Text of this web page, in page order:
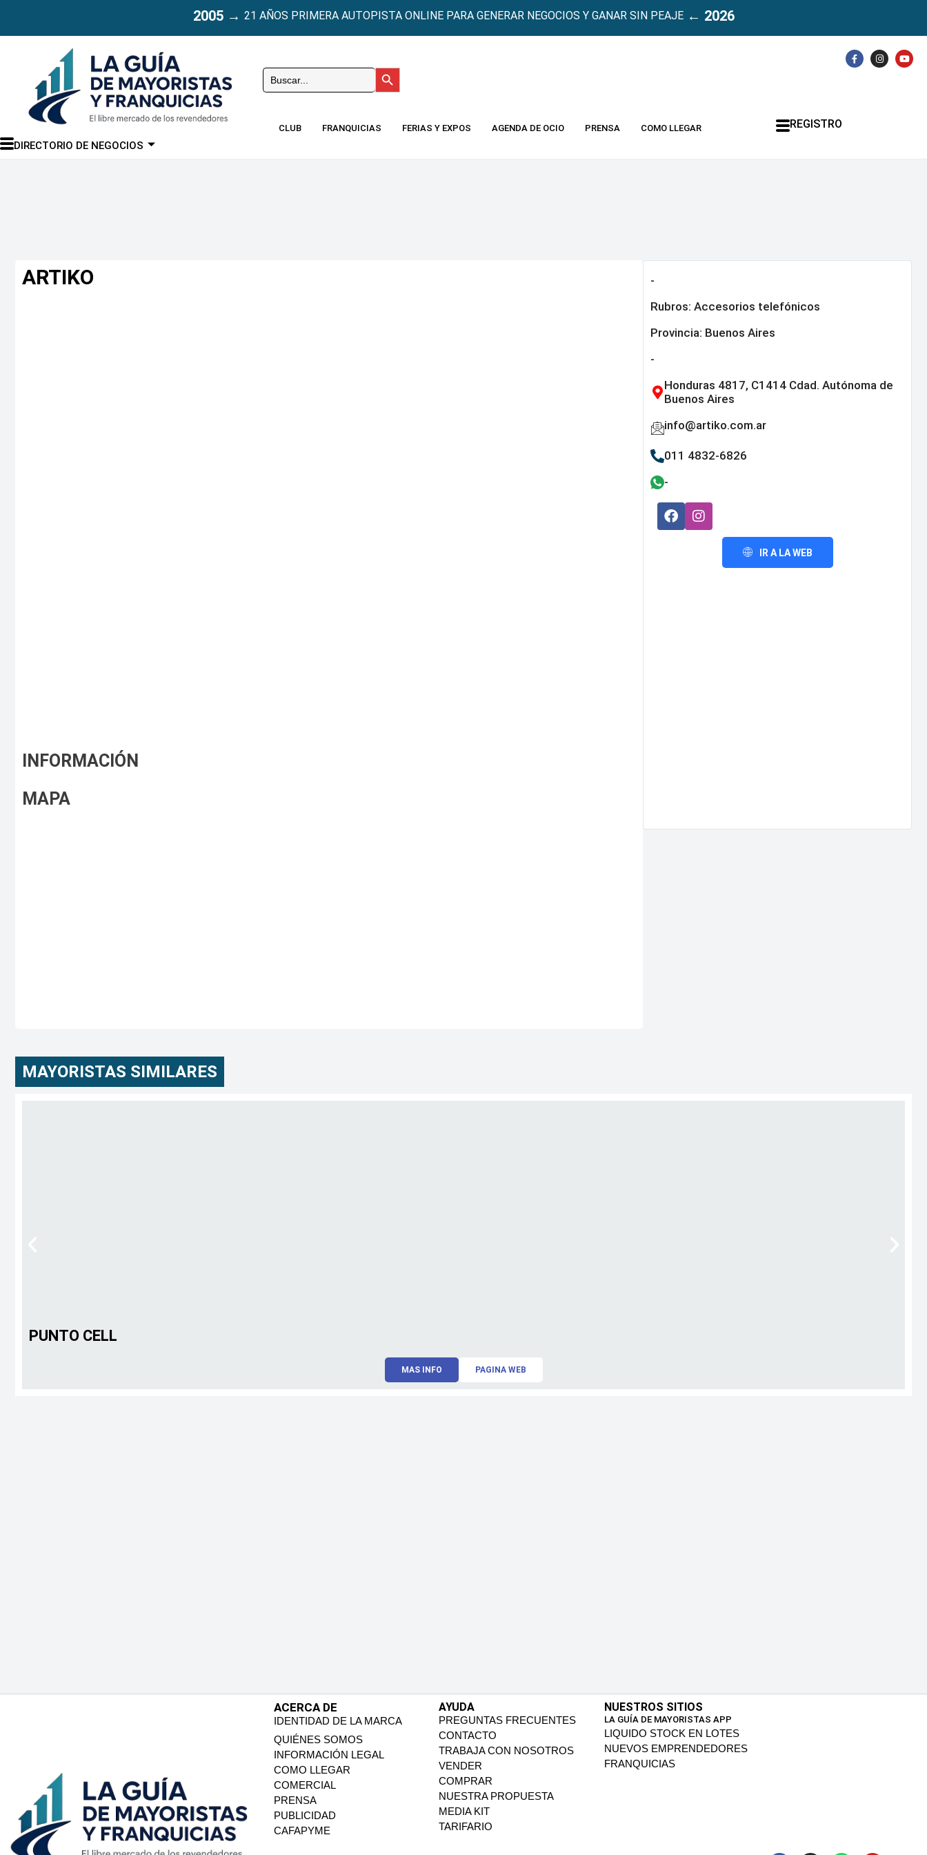
2005→ 21 AÑOS PRIMERA AUTOPISTA ONLINE PARA GENERAR NEGOCIOS Y GANAR SIN PEAJE← 2026
DIRECTORIO DE NEGOCIOS
Buscar: Botón de búsqueda
CLUB FRANQUICIAS FERIAS Y EXPOS AGENDA DE OCIO PRENSA COMO LLEGAR REGISTRO
ARTIKO
INFORMACIÓN
MAPA
-
Rubros: Accesorios telefónicos
Provincia: Buenos Aires
-
Honduras 4817, C1414 Cdad. Autónoma de
Buenos Aires
info@artiko.com.ar
011 4832-6826
-
IR A LA WEB
MAYORISTAS SIMILARES
PUNTO CELL
MAS INFO PAGINA WEB
ACERCA DE
IDENTIDAD DE LA MARCA
QUIÉNES SOMOS
INFORMACIÓN LEGAL
COMO LLEGAR
COMERCIAL
PRENSA
PUBLICIDAD
CAFAPYME
AYUDA
PREGUNTAS FRECUENTES
CONTACTO
TRABAJA CON NOSOTROS
VENDER
COMPRAR
NUESTRA PROPUESTA
MEDIA KIT
TARIFARIO
NUESTROS SITIOS
LA GUÍA DE MAYORISTAS APP
LIQUIDO STOCK EN LOTES
NUEVOS EMPRENDEDORES
FRANQUICIAS